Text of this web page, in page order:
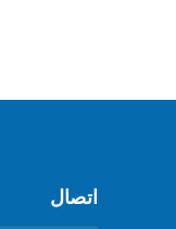
اتصال